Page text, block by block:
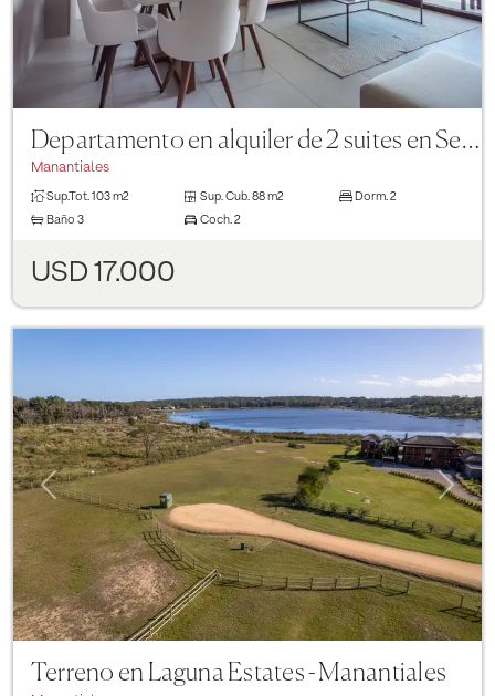
Departamento en alquiler de 2 suites en Sense Manantiales
Manantiales
Sup.Tot. 103 m2 Sup. Cub. 88 m2 Dorm. 2
Baño 3 Coch. 2
USD 17.000
Previous Next
Terreno en Laguna Estates - Manantiales